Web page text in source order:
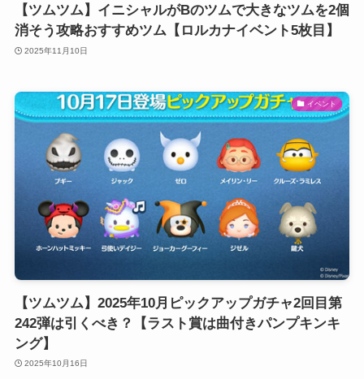
【ツムツム】イニシャルがBのツムで大きなツムを2個
消そう攻略おすすめツム【ロルカナイベント5枚目】
2025年11月10日
イベント
【ツムツム】2025年10月ピックアップガチャ2回目第
242弾は引くべき？【ラスト賞は曲付きパンプキンキ
ング】
2025年10月16日